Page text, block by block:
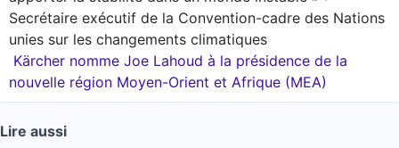
de
l’article
Secrétaire exécutif de la Convention-cadre des Nations
unies sur les changements climatiques
Kärcher nomme Joe Lahoud à la présidence de la
nouvelle région Moyen-Orient et Afrique (MEA)
Lire aussi